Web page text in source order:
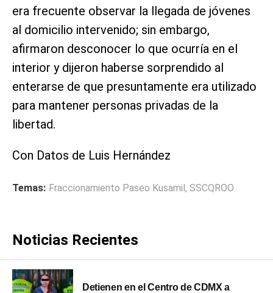
era frecuente observar la llegada de jóvenes
al domicilio intervenido; sin embargo,
afirmaron desconocer lo que ocurría en el
interior y dijeron haberse sorprendido al
enterarse de que presuntamente era utilizado
para mantener personas privadas de la
libertad.
Con Datos de Luis Hernández
Temas: Fraccionamiento Paseo Kusamil, SSCQROO
Noticias Recientes
Detienen en el Centro de CDMX a